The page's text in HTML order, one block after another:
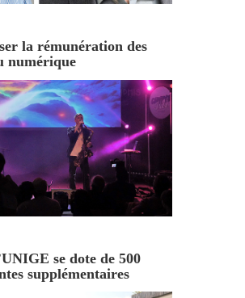
la rémunération des
numérique
se dote de 500
supplémentaires